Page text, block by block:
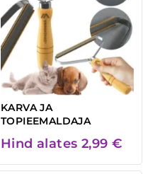
KARVA JA
TOPIEEMALDAJA
Hind alates 2,99 €